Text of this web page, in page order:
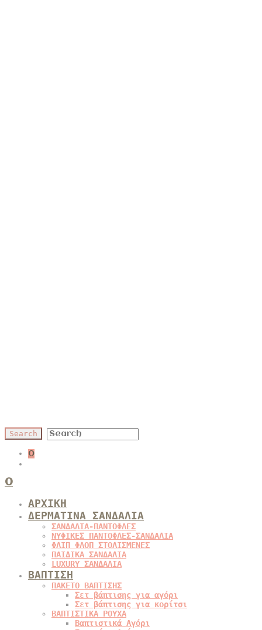
0
0
ΑΡΧΙΚΗ
ΔΕΡΜΑΤΙΝΑ ΣΑΝΔΑΛΙΑ
ΣΑΝΔΑΛΙΑ-ΠΑΝΤΟΦΛΕΣ
ΝΥΦΙΚΕΣ ΠΑΝΤΟΦΛΕΣ-ΣΑΝΔΑΛΙΑ
ΦΛΙΠ ΦΛΟΠ ΣΤΟΛΙΣΜΕΝΕΣ
ΠΑΙΔΙΚΑ ΣΑΝΔΑΛΙΑ
LUXURY ΣΑΝΔΑΛΙΑ
ΒΑΠΤΙΣΗ
ΠΑΚΕΤΟ ΒΑΠΤΙΣΗΣ
Σετ βάπτισης για αγόρι
Σετ βάπτισης για κορίτσι
ΒΑΠΤΙΣΤΙΚΑ ΡΟΥΧΑ
Βαπτιστικά Αγόρι